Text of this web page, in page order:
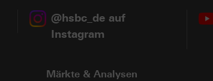
@hsbc_de auf
Instagram
Märkte & Analysen